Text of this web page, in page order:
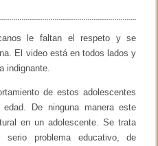
le faltan el respeto y se
El video está en todos lados y
indignante.
de estos adolescentes
De ninguna manera este
en un adolescente. Se trata
problema educativo, de